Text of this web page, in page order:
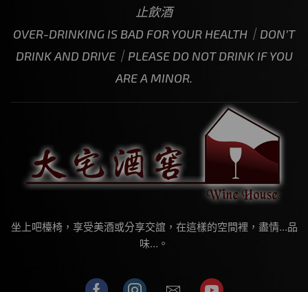
止飲酒
OVER-DRINKING IS BAD FOR YOUR HEALTH｜DON’T
DRINK AND DRIVE｜PLEASE DO NOT DRINK IF YOU
ARE A MINOR.
坐上吧檯椅，享受美酒或分享交誼，在這樣的空間裡，盡情…品
味…。